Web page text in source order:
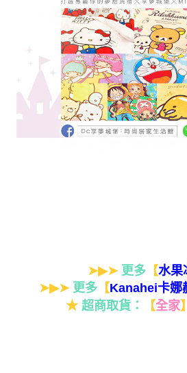
➤▶➤ 更多【水果
➤▶➤ 更多【Kanahei卡娜
★ 超商取貨： 【全家】